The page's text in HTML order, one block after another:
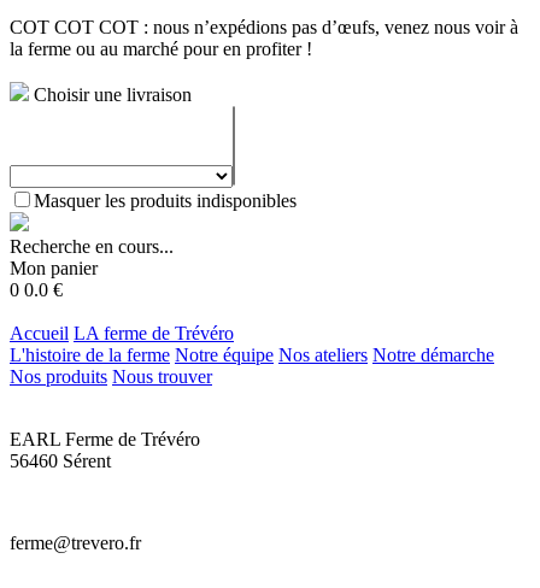
COT COT COT : nous n’expédions pas d’œufs, venez nous voir à
la ferme ou au marché pour en profiter !
Choisir une livraison
Masquer les produits indisponibles
Recherche en cours...
Mon panier
0 0.0 €
Accueil LA ferme de Trévéro
L'histoire de la ferme Notre équipe Nos ateliers Notre démarche
Nos produits Nous trouver
EARL Ferme de Trévéro
56460 Sérent
ferme@trevero.fr